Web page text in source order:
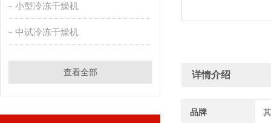
小型冷冻干燥机
中试冷冻干燥机
查看全部 详情介绍
品牌